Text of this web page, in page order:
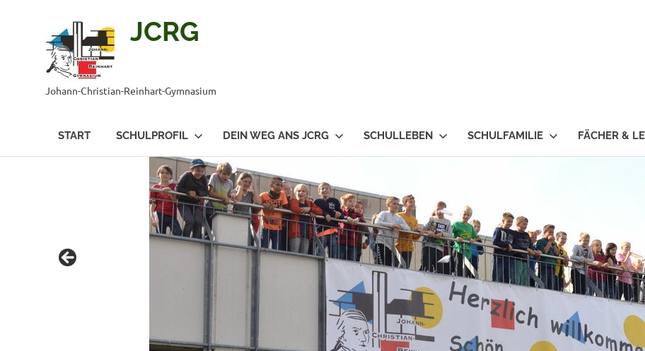
JCRG
Johann-Christian-Reinhart-Gymnasium
START SCHULPROFIL DEIN WEG ANS JCRG SCHULLEBEN SCHULFAMILIE FÄCHER &